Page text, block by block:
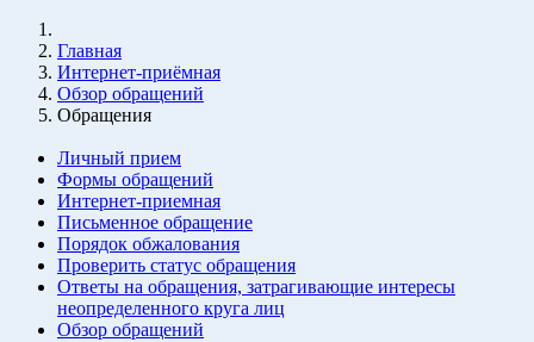
Главная
Интернет-приёмная
Обзор обращений
Обращения
Личный прием
Формы обращений
Интернет-приемная
Письменное обращение
Порядок обжалования
Проверить статус обращения
Ответы на обращения, затрагивающие интересы
неопределенного круга лиц
Обзор обращений